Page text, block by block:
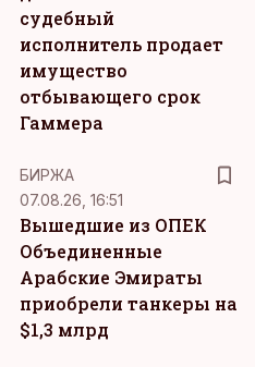
судебный
исполнитель продает
имущество
отбывающего срок
Гаммера
БИРЖА
07.08.26, 16:51
Вышедшие из ОПЕК
Объединенные
Арабские Эмираты
приобрели танкеры на
$1,3 млрд